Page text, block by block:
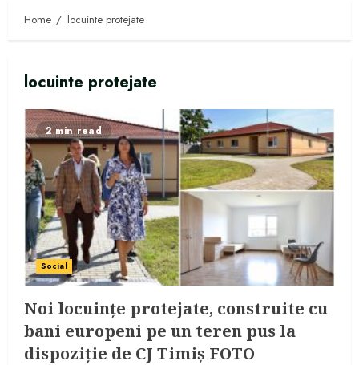
Home locuinte protejate
locuinte protejate
2 min read
Social
Noi locuințe protejate, construite cu
bani europeni pe un teren pus la
dispoziție de CJ Timiș FOTO